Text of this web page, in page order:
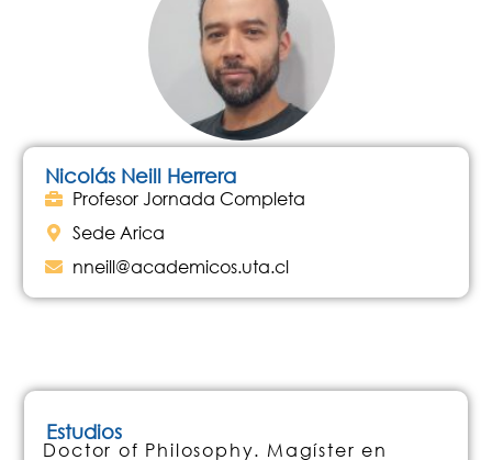
Nicolás Neill Herrera
Profesor Jornada Completa
Sede Arica
nneill@academicos.uta.cl
Estudios
Doctor of Philosophy. Magíster en